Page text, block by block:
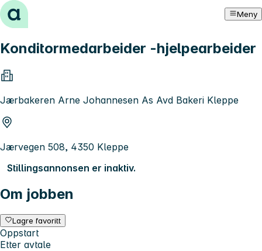
Hopp til innhold Meny
Konditormedarbeider -hjelpearbeider
Jærbakeren Arne Johannesen As Avd Bakeri Kleppe
Jærvegen 508, 4350 Kleppe
Stillingsannonsen er inaktiv.
Om jobben
Lagre favoritt
Oppstart
Etter avtale